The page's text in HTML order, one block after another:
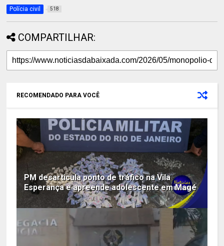
Polícia civil 518
COMPARTILHAR:
RECOMENDADO PARA VOCÊ
PM desarticula ponto de tráfico na Vila
Esperança e apreende adolescente em Magé